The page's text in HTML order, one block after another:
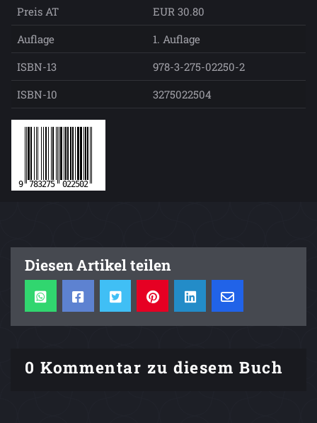
Preis AT
EUR 30.80
Auflage
1. Auflage
ISBN-13
978-3-275-02250-2
ISBN-10
3275022504
Diesen Artikel teilen
0 Kommentar zu diesem Buch